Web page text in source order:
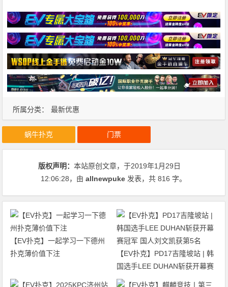
所属分类： 最新优惠
蜗牛扑克 门票
版权声明：本站原创文章，于2019年1月29日
12:06:28，由allnewpuke 发表，共 816 字。
【EV扑克】一起学习一下德州
扑克薄价值下注
【EV扑克】PD17吉隆坡站 | 韩
国选手LEE DUHAN斩获开幕赛
冠军 国人刘文凯获第5名